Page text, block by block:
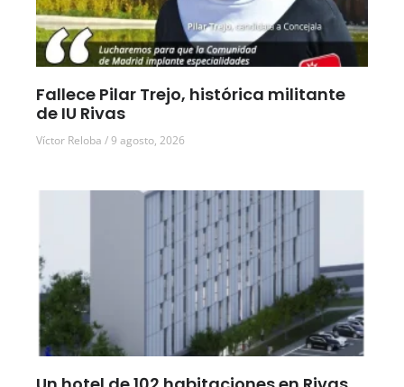
Fallece Pilar Trejo, histórica militante
de IU Rivas
Víctor Reloba 9 agosto, 2026